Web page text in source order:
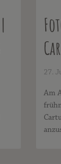
27.
Am